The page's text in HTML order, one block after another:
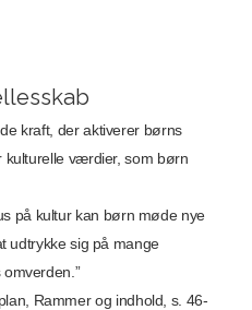
kraft, der aktiverer børns
kulturelle værdier, som børn
på kultur kan børn møde nye
udtrykke sig på mange
Rammer og indhold, s. 46-